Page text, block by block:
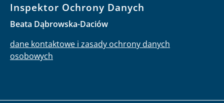
Inspektor Ochrony Danych
Beata Dąbrowska-Daciów
dane kontaktowe i zasady ochrony danych
osobowych